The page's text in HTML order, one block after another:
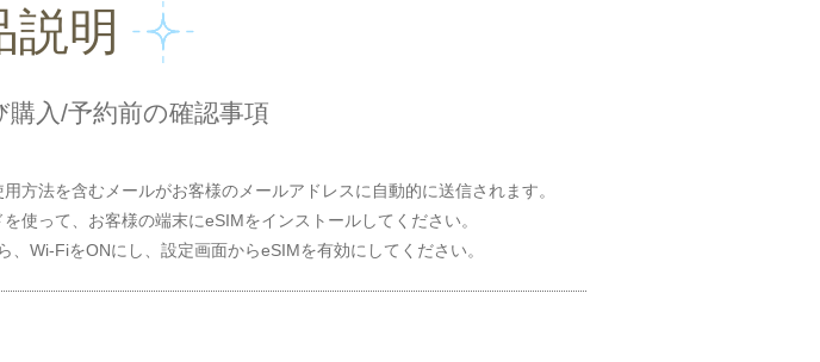
説明
入/予約前の確認事項
方法を含むメールがお客様のメールアドレスに自動的に送信されます。
使って、お客様の端末にeSIMをインストールしてください。
、Wi-FiをONにし、設定画面からeSIMを有効にしてください。